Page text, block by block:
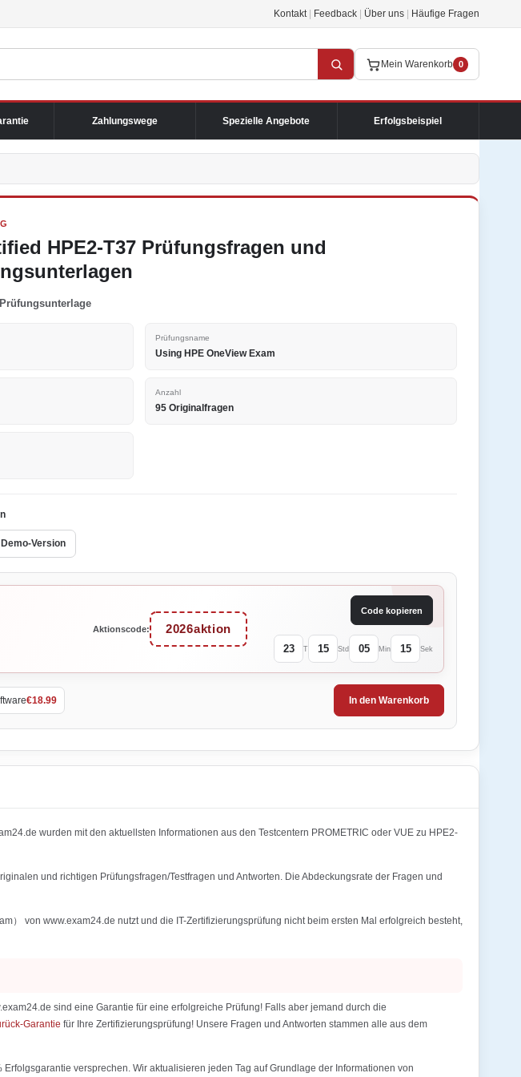
Kontakt Feedback Über uns Häufige Fragen
Mein Warenkorb 0
Zahlungswege Spezielle Angebote Erfolgsbeispiel
HPE2-T37 Prüfungsfragen und
Prüfungsname
Using HPE OneView Exam
Anzahl
95 Originalfragen
Version
Aktionscode: 2026aktion
Code kopieren
23 T 15 Std 05 Min 15 Sek
€18.99 In den Warenkorb
wurden mit den aktuellsten Informationen aus den Testcentern PROMETRIC oder VUE zu HPE2-
und richtigen Prüfungsfragen/Testfragen und Antworten. Die Abdeckungsrate der Fragen und
von www.exam24.de nutzt und die IT-Zertifizierungsprüfung nicht beim ersten Mal erfolgreich besteht,
sind eine Garantie für eine erfolgreiche Prüfung! Falls aber jemand durch die
Garantie für Ihre Zertifizierungsprüfung! Unsere Fragen und Antworten stammen alle aus dem
versprechen. Wir aktualisieren jeden Tag auf Grundlage der Informationen von